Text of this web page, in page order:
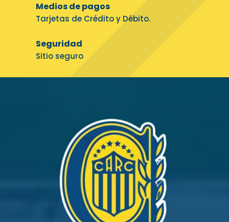
Medios de pagos
Tarjetas de Crédito y Débito.
Seguridad
Sitio seguro